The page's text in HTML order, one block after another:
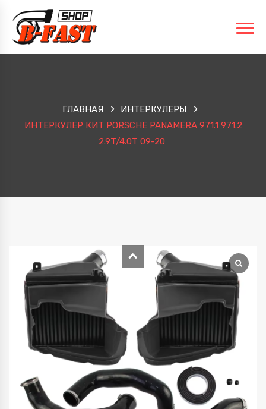
ГЛАВНАЯ
ИНТЕРКУЛЕРЫ
ИНТЕРКУЛЕР КИТ PORSCHE PANAMERA 971.1 971.2
2.9T/4.0T 09-20